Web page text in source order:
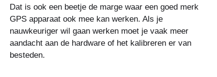
Dat is ook een beetje de marge waar een goed merk
GPS apparaat ook mee kan werken. Als je
nauwkeuriger wil gaan werken moet je vaak meer
aandacht aan de hardware of het kalibreren er van
besteden.